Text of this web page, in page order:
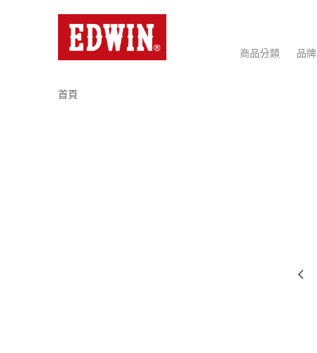
商品分類 品
首頁